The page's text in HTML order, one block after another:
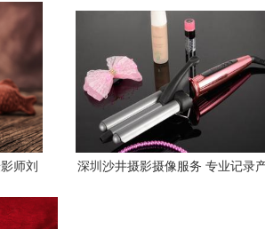
师刘
深圳沙井摄影摄像服务 专业记录